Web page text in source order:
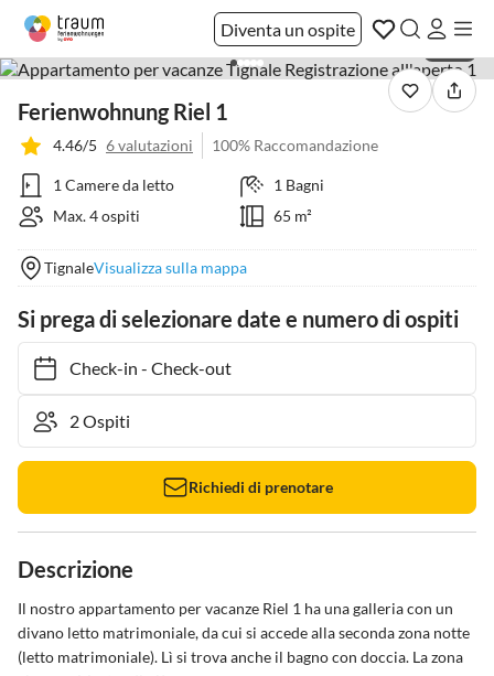
Diventa un ospite
Ferienwohnung Riel 1
4.46/5 6 valutazioni 100% Raccomandazione
1 Camere da letto
1 Bagni
Max. 4 ospiti
65 m²
TignaleVisualizza sulla mappa
Si prega di selezionare date e numero di ospiti
Check-in- Check-out
Richiedi di prenotare
Descrizione
Il nostro appartamento per vacanze Riel 1 ha una galleria con un
divano letto matrimoniale, da cui si accede alla seconda zona notte
(letto matrimoniale). Lì si trova anche il bagno con doccia. La zona